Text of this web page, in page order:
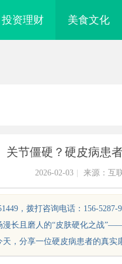
投资理财 美食文化
关节僵硬？硬皮病患
2026-02-03 来源：互
，拨打咨询电话：156-
漫长且磨人的“皮肤硬化之战
，分享一位硬皮病患者的真
武汉配眼镜 上海配眼镜